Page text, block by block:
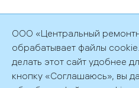
©2026 ООО «Центральный
Политика обработки
ООО «Центральный
обрабатывает файлы
делать этот сайт удобнее
кнопку «Соглашаюсь», вы